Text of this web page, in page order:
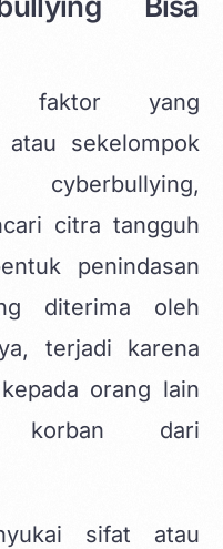
faktor yang
sekelompok
citra tangguh
penindasan
diterima oleh
terjadi karena
orang lain
korban dari
sifat atau